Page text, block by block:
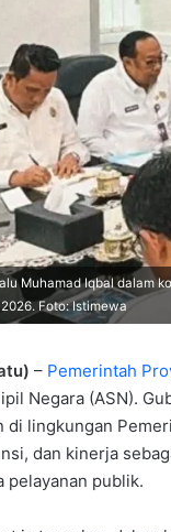
Muhamad Iqbal dalam
Foto: Istimewa
– Pemerintah
Negara (ASN).
di lingkungan
dan kinerja
pelayanan publik.